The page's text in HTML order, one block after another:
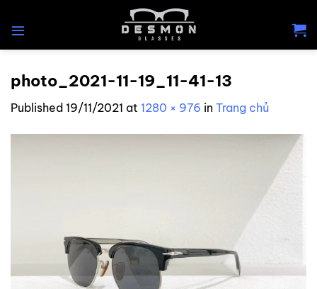
photo_2021-11-19_11-41-13
Published 19/11/2021 at 1280 × 976 in Trang chủ